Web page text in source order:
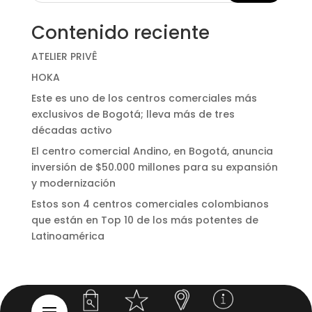
Contenido reciente
ATELIER PRIVÊ
HOKA
Este es uno de los centros comerciales más
exclusivos de Bogotá; lleva más de tres
décadas activo
El centro comercial Andino, en Bogotá, anuncia
inversión de $50.000 millones para su expansión
y modernización
Estos son 4 centros comerciales colombianos
que están en Top 10 de los más potentes de
Latinoamérica